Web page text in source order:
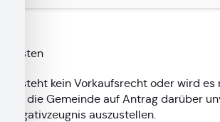
Fristen
Besteht kein Vorkaufsrecht oder wird
hat die Gemeinde auf Antrag darüber
Negativzeugnis auszustellen.